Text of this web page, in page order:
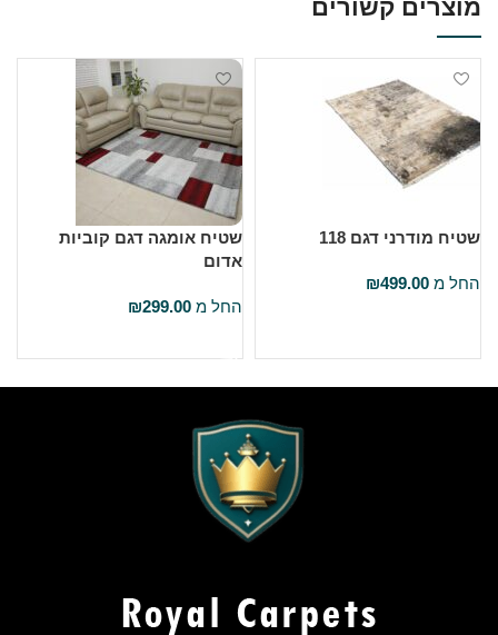
מוצרים קשורים
שטיח מודרני דגם 118
החל מ ₪499.00
שטיח אומגה דגם קוביות
אדום
החל מ ₪299.00